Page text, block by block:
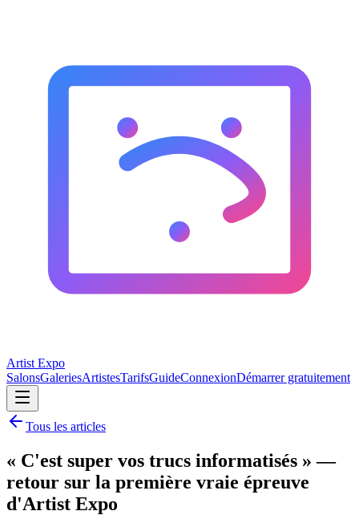
Artist Expo
SalonsGaleriesArtistesTarifsGuideConnexionDémarrer gratuitement
Tous les articles
« C'est super vos trucs informatisés » —
retour sur la première vraie épreuve
d'Artist Expo